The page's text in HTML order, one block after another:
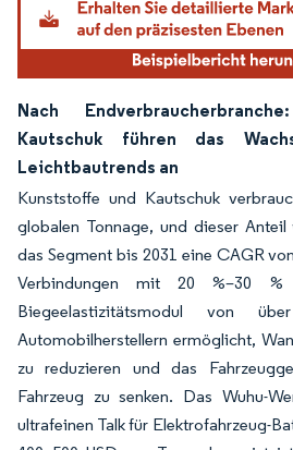
Nach
Kautschuk führen das
Leichtbautrends an
Kunststoffe und Kautschuk
globalen Tonnage, und dieser
das Segment bis 2031 eine CAGR
Verbindungen mit 20 %–30 %
Biegeelastizitätsmodul von
Automobilherstellern ermöglicht,
zu reduzieren und das
Fahrzeug zu senken. Das Wuhu-
ultrafeinen Talk für Elektrofahrzeug-